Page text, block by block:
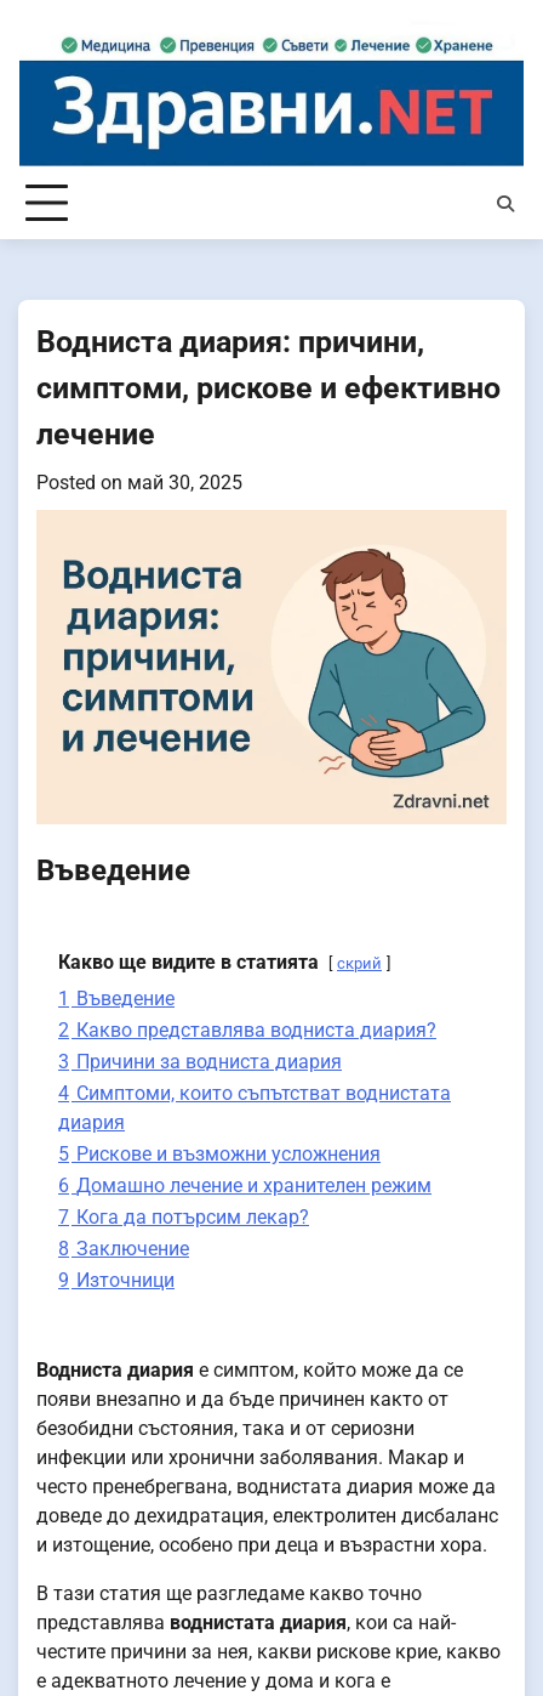
content
Водниста диария: причини,
симптоми, рискове и ефективно
лечение
Posted on май 30, 2025
Въведение
Какво ще видите в статията скрий
1 Въведение
2 Какво представлява водниста диария?
3 Причини за водниста диария
4 Симптоми, които съпътстват воднистата
диария
5 Рискове и възможни усложнения
6 Домашно лечение и хранителен режим
7 Кога да потърсим лекар?
8 Заключение
9 Източници
Водниста диария е симптом, който може да се
появи внезапно и да бъде причинен както от
безобидни състояния, така и от сериозни
инфекции или хронични заболявания. Макар и
често пренебрегвана, воднистата диария може да
доведе до дехидратация, електролитен дисбаланс
и изтощение, особено при деца и възрастни хора.
В тази статия ще разгледаме какво точно
представлява воднистата диария, кои са най-
честите причини за нея, какви рискове крие, какво
е адекватното лечение у дома и кога е